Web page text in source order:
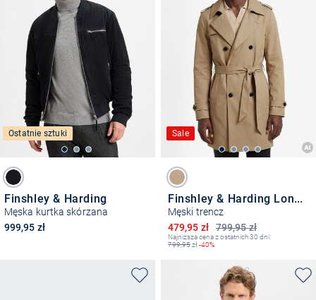
Ostatnie sztuki
Finshley & Harding
Męska kurtka skórzana
999,95 zł
Sale
Finshley & Harding London
Męski trencz
799,95 zł
Obniżona cena
479,95 zł
Najniższa cena z ostatnich 30 dni:
799,95zł-40%